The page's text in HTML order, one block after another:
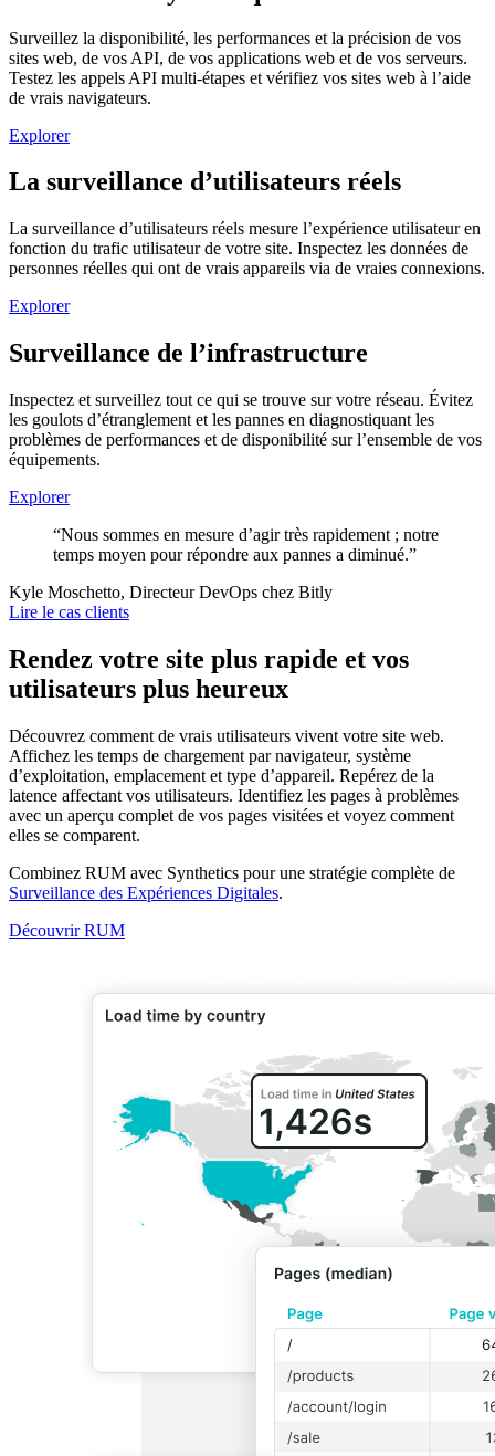
Surveillez la disponibilité, les performances et la précision de vos
sites web, de vos API, de vos applications web et de vos serveurs.
Testez les appels API multi-étapes et vérifiez vos sites web à l’aide
de vrais navigateurs.
Explorer
La surveillance d’utilisateurs réels
La surveillance d’utilisateurs réels mesure l’expérience utilisateur en
fonction du trafic utilisateur de votre site. Inspectez les données de
personnes réelles qui ont de vrais appareils via de vraies connexions.
Explorer
Surveillance de l’infrastructure
Inspectez et surveillez tout ce qui se trouve sur votre réseau. Évitez
les goulots d’étranglement et les pannes en diagnostiquant les
problèmes de performances et de disponibilité sur l’ensemble de vos
équipements.
Explorer
“Nous sommes en mesure d’agir très rapidement ; notre
temps moyen pour répondre aux pannes a diminué.”
Kyle Moschetto, Directeur DevOps chez Bitly
Lire le cas clients
Rendez votre site plus rapide et vos
utilisateurs plus heureux
Découvrez comment de vrais utilisateurs vivent votre site web.
Affichez les temps de chargement par navigateur, système
d’exploitation, emplacement et type d’appareil. Repérez de la
latence affectant vos utilisateurs. Identifiez les pages à problèmes
avec un aperçu complet de vos pages visitées et voyez comment
elles se comparent.
Combinez RUM avec Synthetics pour une stratégie complète de
Surveillance des Expériences Digitales.
Découvrir RUM